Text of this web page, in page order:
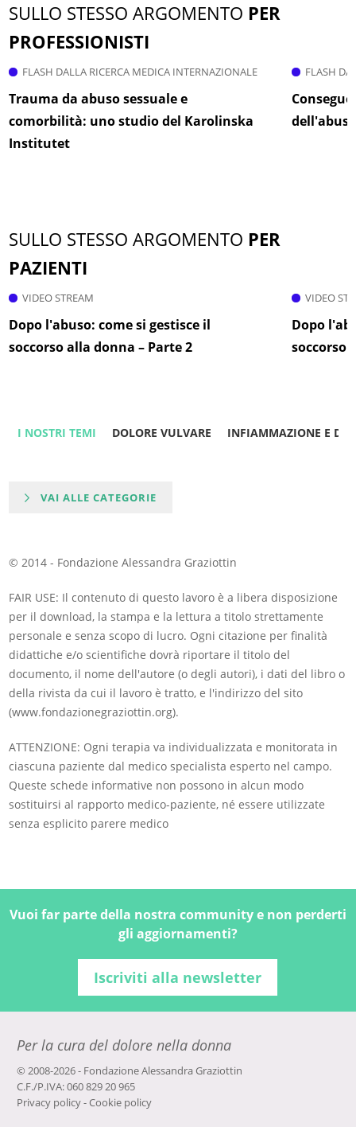
SULLO STESSO ARGOMENTO PER
PROFESSIONISTI
FLASH DALLA RICERCA MEDICA INTERNAZIONALE
Trauma da abuso sessuale e
comorbilità: uno studio del Karolinska
Institutet
FLASH
SULLO STESSO ARGOMENTO PER
PAZIENTI
VIDEO STREAM
Dopo l'abuso: come si gestisce il
soccorso alla donna – Parte 2
VIDEO
Dopo
soccorso
I NOSTRI TEMI DOLORE VULVARE INFIAMMAZIONE E
VAI ALLE CATEGORIE
© 2014 - Fondazione Alessandra Graziottin
FAIR USE: Il contenuto di questo lavoro è a libera disposizione
per il download, la stampa e la lettura a titolo strettamente
personale e senza scopo di lucro. Ogni citazione per finalità
didattiche e/o scientifiche dovrà riportare il titolo del
documento, il nome dell'autore (o degli autori), i dati del libro o
della rivista da cui il lavoro è tratto, e l'indirizzo del sito
(www.fondazionegraziottin.org).
ATTENZIONE: Ogni terapia va individualizzata e monitorata in
ciascuna paziente dal medico specialista esperto nel campo.
Queste schede informative non possono in alcun modo
sostituirsi al rapporto medico-paziente, né essere utilizzate
senza esplicito parere medico
Vuoi far parte della nostra community e non perderti
gli aggiornamenti?
Iscriviti alla newsletter
Per la cura del dolore nella donna
© 2008-2026 - Fondazione Alessandra Graziottin
C.F./P.IVA: 060 829 20 965
Privacy policy-Cookie policy